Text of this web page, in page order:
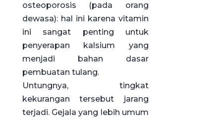
osteoporosis (pada orang
dewasa): hal ini karena vitamin
ini sangat penting untuk
penyerapan kalsium yang
menjadi bahan dasar
pembuatan tulang.
Untungnya, tingkat
kekurangan tersebut jarang
terjadi. Gejala yang lebih umum